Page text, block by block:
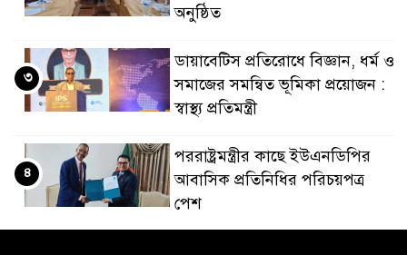
অনুষ্ঠিত
ডায়াবেটিস প্রতিরোধে বিজ্ঞান, ধর্ম ও
সমাজের সমন্বিত ভূমিকা প্রয়োজন :
স্বাস্থ্য প্রতিমন্ত্রী
৩
পররাষ্ট্রমন্ত্রীর কা‌ছে ইউএনডিপির
আবাসিক প্রতিনিধির পরিচয়পত্র
পেশ
৪